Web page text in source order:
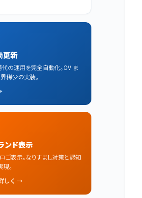
更新
の運用を完全自動化。OV ま
稀少の実装。
ンド表示
ゴ表示。なりすまし対策と認知
。
しく →